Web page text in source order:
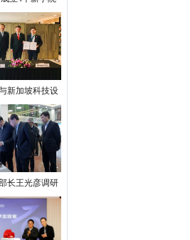
新加坡科技设
新一轮合作备
忘录
长王光彦调研
庆大学